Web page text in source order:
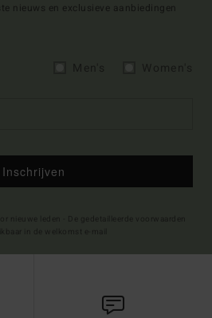
nieuws en exclusieve aanbiedingen
Inschrijven